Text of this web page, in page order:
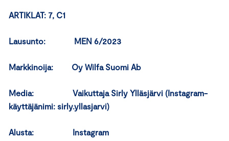
ARTIKLAT: 7, C1
Lausunto: MEN 6/2023
Markkinoija: Oy Wilfa Suomi Ab
Media: Vaikuttaja Sirly Ylläsjärvi (Instagram-
käyttäjänimi: sirly.yllasjarvi)
Alusta: Instagram